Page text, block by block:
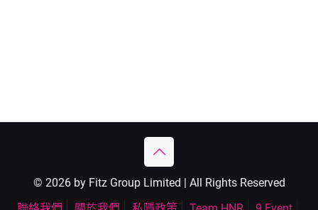
© 2026 by Fitz Group Limited | All Rights Reserved